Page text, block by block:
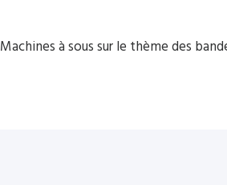
Machines à sous sur le thème des